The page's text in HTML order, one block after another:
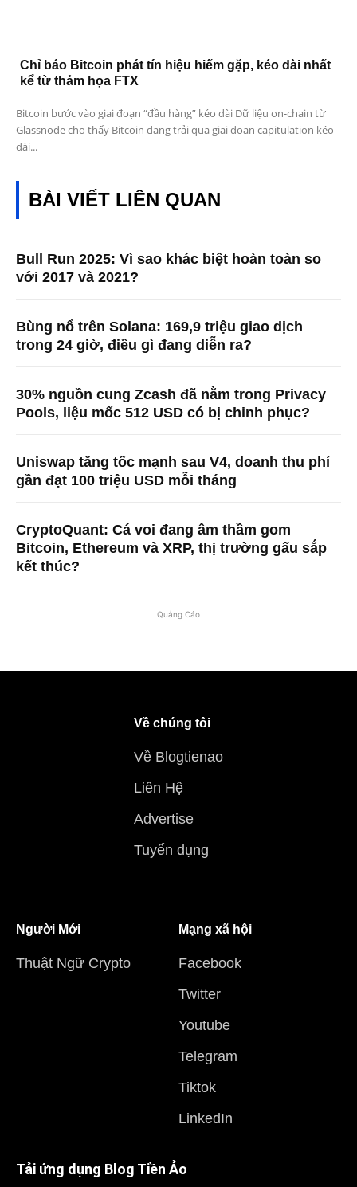
Chỉ báo Bitcoin phát tín hiệu hiếm gặp, kéo dài nhất
kể từ thảm họa FTX
Bitcoin bước vào giai đoạn “đầu hàng” kéo dài Dữ liệu on-chain từ
Glassnode cho thấy Bitcoin đang trải qua giai đoạn capitulation kéo
dài...
BÀI VIẾT LIÊN QUAN
Bull Run 2025: Vì sao khác biệt hoàn toàn so
với 2017 và 2021?
Bùng nổ trên Solana: 169,9 triệu giao dịch
trong 24 giờ, điều gì đang diễn ra?
30% nguồn cung Zcash đã nằm trong Privacy
Pools, liệu mốc 512 USD có bị chinh phục?
Uniswap tăng tốc mạnh sau V4, doanh thu phí
gần đạt 100 triệu USD mỗi tháng
CryptoQuant: Cá voi đang âm thầm gom
Bitcoin, Ethereum và XRP, thị trường gấu sắp
kết thúc?
Quảng Cáo
Về chúng tôi
Về Blogtienao
Liên Hệ
Advertise
Tuyển dụng
Người Mới
Thuật Ngữ Crypto
Mạng xã hội
Facebook
Twitter
Youtube
Telegram
Tiktok
LinkedIn
Tải ứng dụng Blog Tiền Ảo